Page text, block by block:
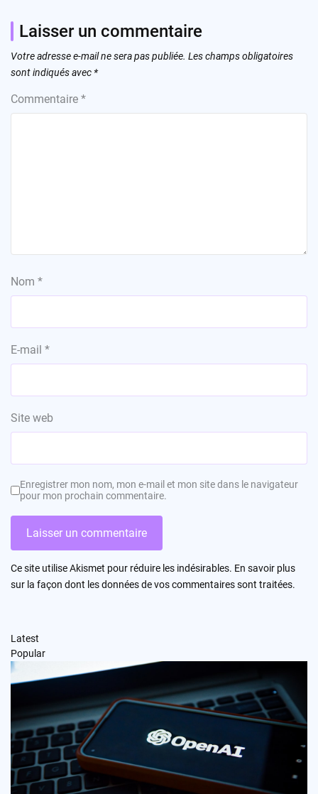
Laisser un commentaire
Votre adresse e-mail ne sera pas publiée. Les champs obligatoires
sont indiqués avec *
Commentaire *
Nom *
E-mail *
Site web
Enregistrer mon nom, mon e-mail et mon site dans le navigateur
pour mon prochain commentaire.
Ce site utilise Akismet pour réduire les indésirables. En savoir plus
sur la façon dont les données de vos commentaires sont traitées.
Latest
Popular